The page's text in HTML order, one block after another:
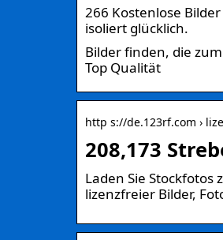
266 Kostenlose
isoliert glücklich.
Bilder finden, die
Top Qualität
http s://de.123rf.com ›
208,173
Laden Sie
lizenzfreier Bilder,